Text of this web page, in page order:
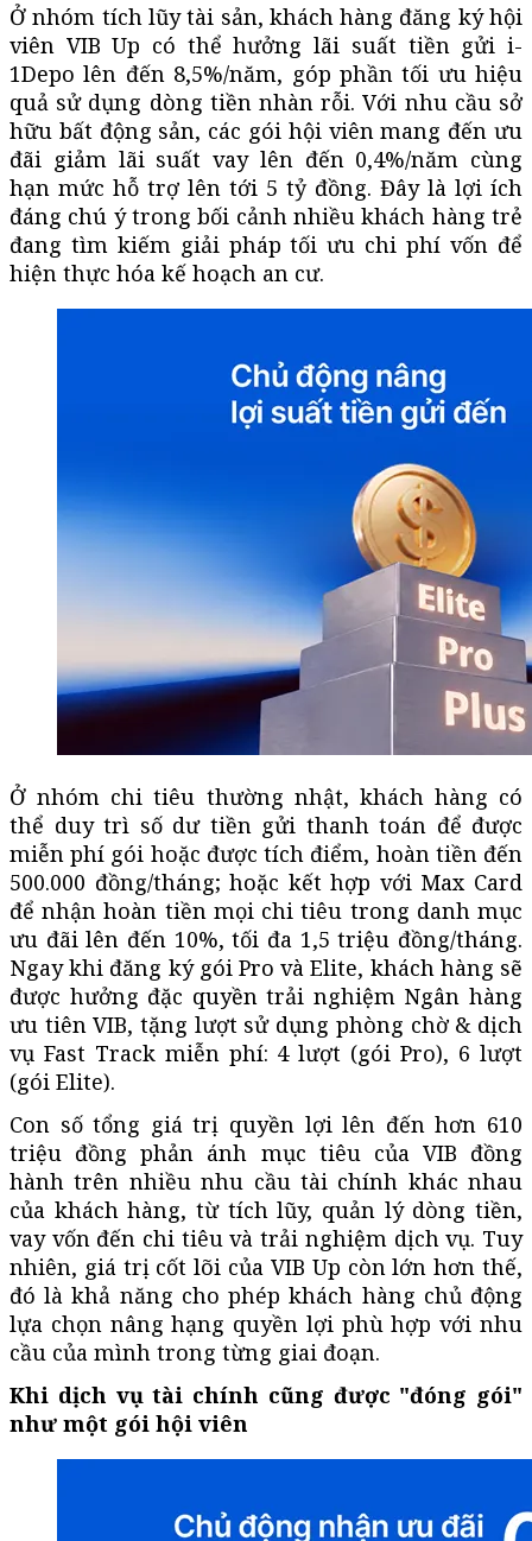
Ở nhóm tích lũy tài sản, khách hàng đăng ký hội
viên VIB Up có thể hưởng lãi suất tiền gửi i-
1Depo lên đến 8,5%/năm, góp phần tối ưu hiệu
quả sử dụng dòng tiền nhàn rỗi. Với nhu cầu sở
hữu bất động sản, các gói hội viên mang đến ưu
đãi giảm lãi suất vay lên đến 0,4%/năm cùng
hạn mức hỗ trợ lên tới 5 tỷ đồng. Đây là lợi ích
đáng chú ý trong bối cảnh nhiều khách hàng trẻ
đang tìm kiếm giải pháp tối ưu chi phí vốn để
hiện thực hóa kế hoạch an cư.
Ở nhóm chi tiêu thường nhật, khách hàng có
thể duy trì số dư tiền gửi thanh toán để được
miễn phí gói hoặc được tích điểm, hoàn tiền đến
500.000 đồng/tháng; hoặc kết hợp với Max Card
để nhận hoàn tiền mọi chi tiêu trong danh mục
ưu đãi lên đến 10%, tối đa 1,5 triệu đồng/tháng.
Ngay khi đăng ký gói Pro và Elite, khách hàng sẽ
được hưởng đặc quyền trải nghiệm Ngân hàng
ưu tiên VIB, tặng lượt sử dụng phòng chờ & dịch
vụ Fast Track miễn phí: 4 lượt (gói Pro), 6 lượt
(gói Elite).
Con số tổng giá trị quyền lợi lên đến hơn 610
triệu đồng phản ánh mục tiêu của VIB đồng
hành trên nhiều nhu cầu tài chính khác nhau
của khách hàng, từ tích lũy, quản lý dòng tiền,
vay vốn đến chi tiêu và trải nghiệm dịch vụ. Tuy
nhiên, giá trị cốt lõi của VIB Up còn lớn hơn thế,
đó là khả năng cho phép khách hàng chủ động
lựa chọn nâng hạng quyền lợi phù hợp với nhu
cầu của mình trong từng giai đoạn.
Khi dịch vụ tài chính cũng được "đóng gói"
như một gói hội viên